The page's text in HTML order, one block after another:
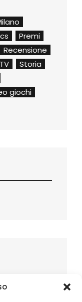
Premi
Recensione
Storia
giochi